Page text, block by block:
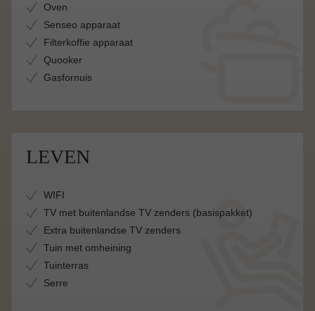
Oven
Senseo apparaat
Filterkoffie apparaat
Quooker
Gasfornuis
LEVEN
WIFI
TV met buitenlandse TV zenders (basispakket)
Extra buitenlandse TV zenders
Tuin met omheining
Tuinterras
Serre